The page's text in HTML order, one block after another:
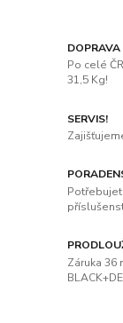
Po celé
31,5 Kg!
SERVIS!
Záruka 36